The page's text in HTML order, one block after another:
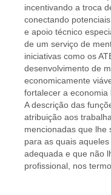
incentivando a troca
conectando
e apoio técnico
de um serviço de
iniciativas como os
desenvolvimento de
economicamente
fortalecer a economia
A descrição das
atribuição aos
mencionadas que lhe
para as quais
adequada e que não
profissional, nos